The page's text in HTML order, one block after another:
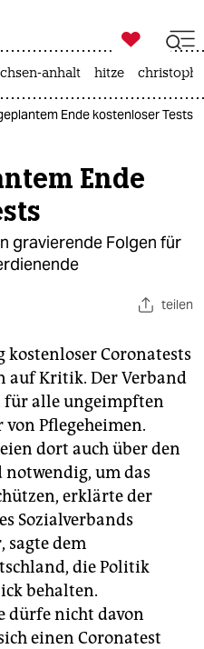
ich

taz zahl ich
anhalt hitze
Ende kostenloser Tests
Ende
gravierende Folgen für
teilen
Coronatests
auf Kritik. Der Verband
für alle ungeimpften
Pflegeheimen.
dort auch über den
um das
erklärte der
Sozialverbands
sagte dem
die Politik
behalten.
dürfe nicht davon
einen Coronatest